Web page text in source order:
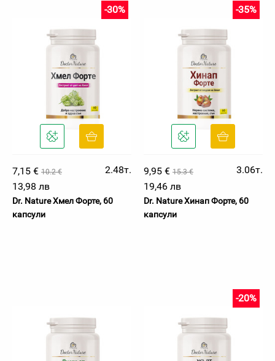
7,15 € 10.2 €
-30%
2.48т.
13,98 лв
Dr. Nature Хмел Форте, 60
капсули
9,95 € 15.3 €
-35%
3.06т.
19,46 лв
Dr. Nature Хинап Форте, 60
капсули
-20%